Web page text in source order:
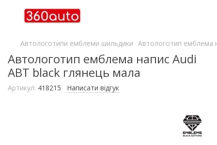
Автологотипи емблеми шильдики Автологотип емблема
Автологотип емблема напис Audi
ABT black глянець мала
Артикул: 418215 Написати відгук